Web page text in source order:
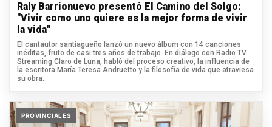
Raly Barrionuevo presentó El Camino del Solgo:
"Vivir como uno quiere es la mejor forma de vivir
la vida"
El cantautor santiagueño lanzó un nuevo álbum con 14 canciones
inéditas, fruto de casi tres años de trabajo. En diálogo con Radio TV
Streaming Claro de Luna, habló del proceso creativo, la influencia de
la escritora María Teresa Andruetto y la filosofía de vida que atraviesa
su obra.
PROVINCIALES